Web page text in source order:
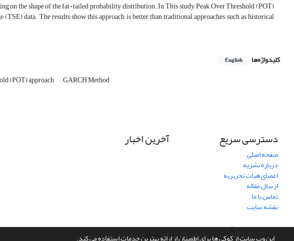
on the shape of the fat-tailed probability distribution. In This study, Peak Over Threshold (POT)
data. The results show this approach is better than traditional approaches such as historical
کلیدواژه‌ها English
(POT) approach GARCH Method
دسترسی سریع
صفحه اصلی
درباره نشریه
اعضای هیات تحریریه
ارسال مقاله
تماس با ما
نقشه سایت
آخرین اخبار
سامانه مدیریت نشریات علمی.طراحی و پیاده سازی ازسیناوب